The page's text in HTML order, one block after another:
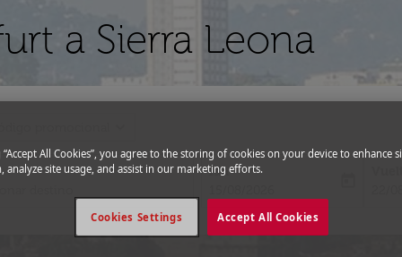
a Sierra Leona
Ida
fc-
“Accept All Cookies”, you agree to the storing of cookies on your device to enhance
analyze site usage, and assist in our marketing efforts.
Accept All Cookies
Cookies Settings